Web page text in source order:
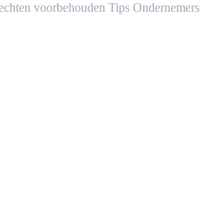
voorbehouden Tips Ondernemers